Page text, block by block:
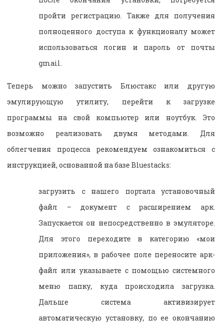
пройти регистрацию. Также для получения
полноценного доступа к функционалу может
использоваться логин и пароль от почты
gmail.
Теперь можно запустить Блюстакс или другую
эмулирующую утилиту, перейти к загрузке
программы на свой компьютер или ноутбук. Это
возможно реализовать двумя методами. Для
облегчения процесса рекомендуем ознакомиться с
инструкцией, основанной на базе Bluestacks:
загрузить с нашего портала установочный
файл – документ с расширением арк.
Запускается он непосредственно в эмуляторе.
Для этого переходите в категорию «мои
приложения», в рабочее поле переносите арк-
файл или указываете с помощью системного
меню папку, куда происходила загрузка.
Дальше система активизирует
автоматическую установку, по ее окончанию